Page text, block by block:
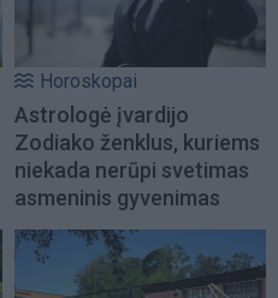
Horoskopai
Astrologė įvardijo
Zodiako ženklus, kuriems
niekada nerūpi svetimas
asmeninis gyvenimas